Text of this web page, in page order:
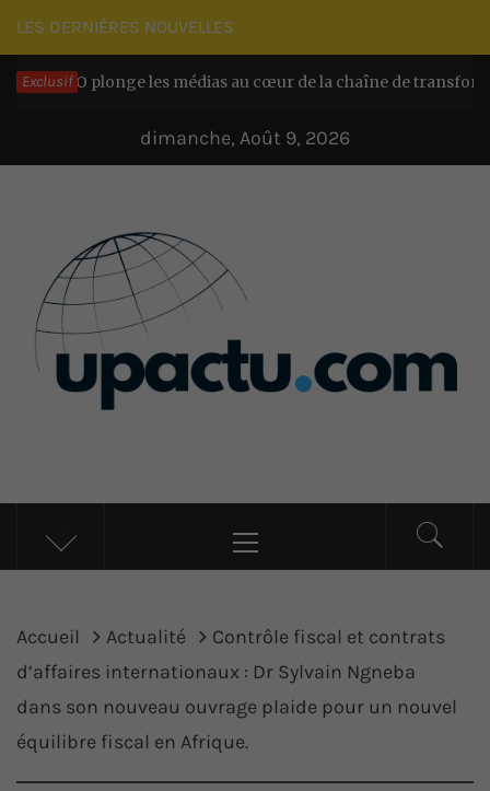
Passer
au
contenu
LES DERNIÈRES NOUVELLES
Exclusif
plonge les médias au cœur de la chaîne de transformation
dimanche, Août 9, 2026
UP ACTU
L’actualité d’ici et d’ailleurs
principal
Accueil Actualité
Contrôle fiscal et contrats
d’affaires internationaux : Dr Sylvain Ngneba
dans son nouveau ouvrage plaide pour un nouvel
équilibre fiscal en Afrique.